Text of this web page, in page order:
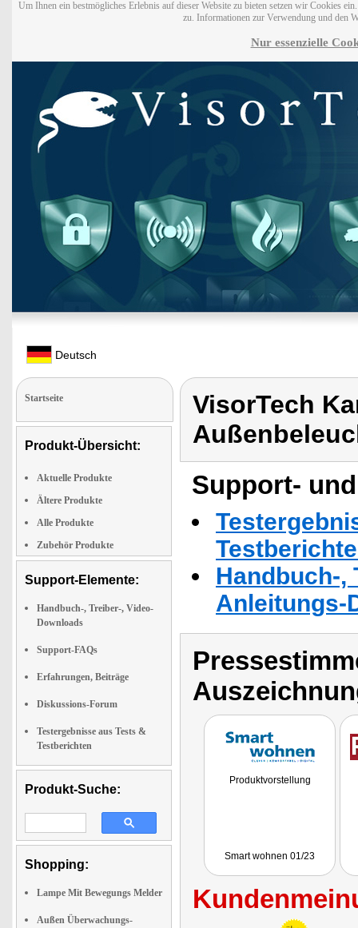
Um Ihnen ein bestmögliches Erlebnis auf dieser Website zu bieten setzen wir Cookies
zu. Informationen zur Verwendung und den
Nur essenzielle
Deutsch
Startseite
Produkt-Übersicht:
Aktuelle Produkte
Ältere Produkte
Alle Produkte
Zubehör Produkte
Support-Elemente:
Handbuch-, Treiber-, Video-
Downloads
Support-FAQs
Erfahrungen, Beiträge
Diskussions-Forum
Testergebnisse aus Tests &
Testberichten
Produkt-Suche:
Shopping:
Lampe Mit Bewegungs Melder
Außen Überwachungs-
VisorTech
Support-
Handbuch-,
Anleitungs-
Produktvorstellung
Smart wohnen 01/23